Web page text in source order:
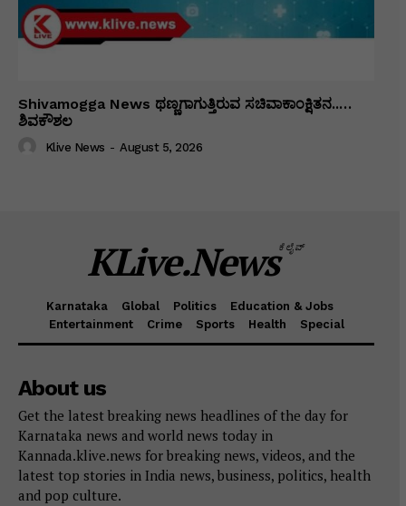
Shivamogga News ಥಣ್ಣಗಾಗುತ್ತಿರುವ ಸಚಿವಾಕಾಂಕ್ಷಿತನ..…
ಶಿವಕೌಶಲ
Klive News - August 5, 2026
KLive.Newsಕೆಲೈವ್
Karnataka Global Politics
Education & Jobs
Entertainment
Crime Sports Health Special
About us
Get the latest breaking news headlines of the day for
Karnataka news and world news today in
Kannada.klive.news for breaking news, videos, and the
latest top stories in India news, business, politics, health
and pop culture.